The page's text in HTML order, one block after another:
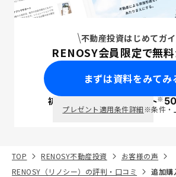
不動産投資はじめてガ
RENOSY会員限定で無料
まずは資料をみてみ
初回面談で ポイント※
プレゼント適用条件詳細※条件・
TOP RENOSY不動産投資
お客様の声
RENOSY（リノシー）の評判・口コミ
追加購